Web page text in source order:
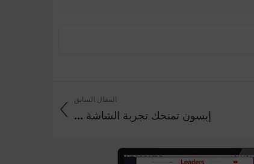
المقال السابق
إبسون تمنحك تجربة الشاشة ...